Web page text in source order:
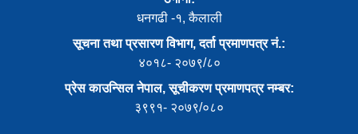
धनगढी -१, कैलाली
सूचना तथा प्रसारण विभाग, दर्ता प्रमाणपत्र नं.:
४०१८- २०७९/८०
प्रेस काउन्सिल नेपाल, सूचीकरण प्रमाणपत्र नम्बर:
३९९१- २०७९/०८०